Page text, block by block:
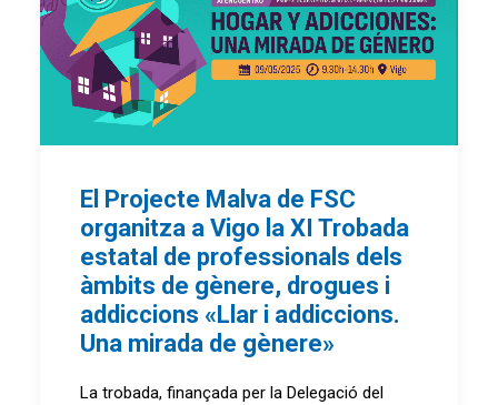
El Projecte Malva de FSC
organitza a Vigo la XI Trobada
estatal de professionals dels
àmbits de gènere, drogues i
addiccions «Llar i addiccions.
Una mirada de gènere»
La trobada, finançada per la Delegació del